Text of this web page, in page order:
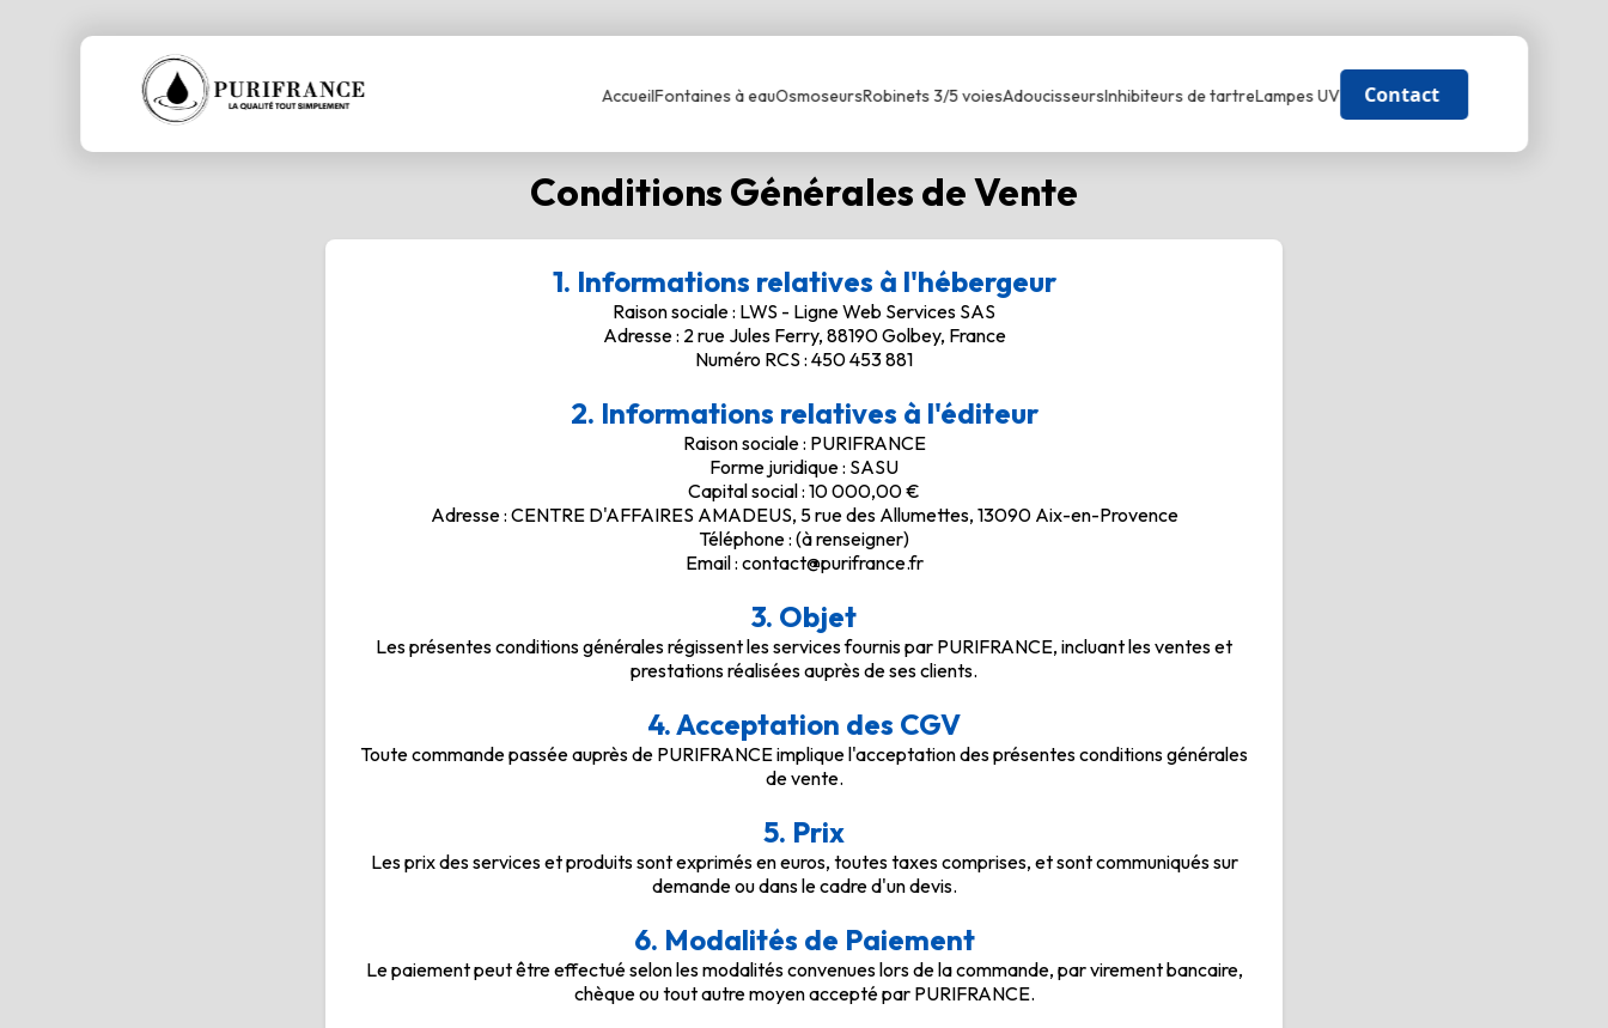
AccueilFontaines à eauOsmoseursRobinets 3/5 voiesAdoucisseursInhibiteurs de tartreLampes UV Contact
Conditions Générales de Vente
1. Informations relatives à l'hébergeur
Raison sociale : LWS - Ligne Web Services SAS
Adresse : 2 rue Jules Ferry, 88190 Golbey, France
Numéro RCS : 450 453 881
2. Informations relatives à l'éditeur
Raison sociale : PURIFRANCE
Forme juridique : SASU
Capital social : 10 000,00 €
Adresse : CENTRE D'AFFAIRES AMADEUS, 5 rue des Allumettes, 13090 Aix-en-Provence
Téléphone : (à renseigner)
Email : contact@purifrance.fr
3. Objet
Les présentes conditions générales régissent les services fournis par PURIFRANCE, incluant les ventes et
prestations réalisées auprès de ses clients.
4. Acceptation des CGV
Toute commande passée auprès de PURIFRANCE implique l'acceptation des présentes conditions générales
de vente.
5. Prix
Les prix des services et produits sont exprimés en euros, toutes taxes comprises, et sont communiqués sur
demande ou dans le cadre d'un devis.
6. Modalités de Paiement
Le paiement peut être effectué selon les modalités convenues lors de la commande, par virement bancaire,
chèque ou tout autre moyen accepté par PURIFRANCE.